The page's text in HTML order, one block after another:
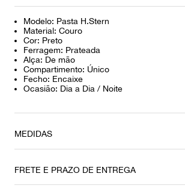
Modelo: Pasta H.Stern
Material: Couro
Cor: Preto
Ferragem: Prateada
Alça: De mão
Compartimento: Único
Fecho: Encaixe
Ocasião: Dia a Dia / Noite
MEDIDAS
Grande
FRETE E PRAZO DE ENTREGA